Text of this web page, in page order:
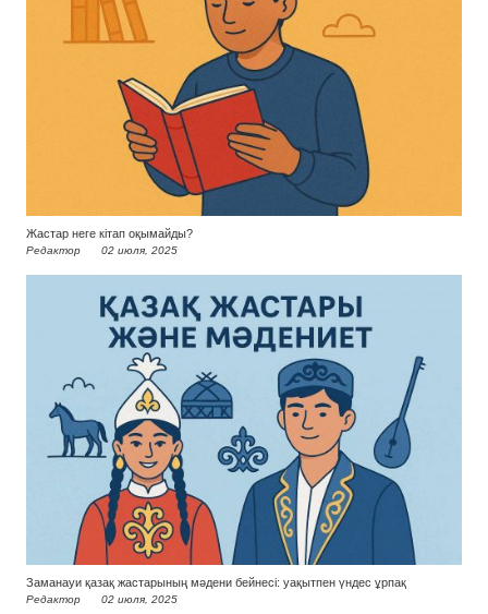
Жастар неге кітап оқымайды?
Редактор 02 июля, 2025
Заманауи қазақ жастарының мәдени бейнесі: уақытпен үндес ұрпақ
Редактор 02 июля, 2025